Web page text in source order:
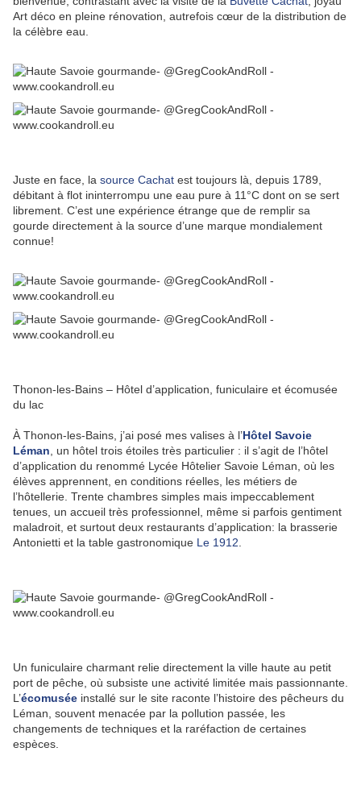
Art déco en pleine rénovation, autrefois cœur de la distribution de
la célèbre eau.
Juste en face, la source Cachat est toujours là, depuis 1789,
débitant à flot ininterrompu une eau pure à 11°C dont on se sert
librement. C’est une expérience étrange que de remplir sa
gourde directement à la source d’une marque mondialement
connue!
Thonon-les-Bains – Hôtel d’application, funiculaire et écomusée
du lac
À Thonon-les-Bains, j’ai posé mes valises à l’Hôtel Savoie
Léman , un hôtel trois étoiles très particulier : il s’agit de l’hôtel
d’application du renommé Lycée Hôtelier Savoie Léman, où les
élèves apprennent, en conditions réelles, les métiers de
l’hôtellerie. Trente chambres simples mais impeccablement
tenues, un accueil très professionnel, même si parfois gentiment
maladroit, et surtout deux restaurants d’application: la brasserie
Antonietti et la table gastronomique Le 1912
Un funiculaire charmant relie directement la ville haute au petit
port de pêche, où subsiste une activité limitée mais passionnante.
L’écomusée installé sur le site raconte l’histoire des pêcheurs du
Léman, souvent menacée par la pollution passée, les
changements de techniques et la raréfaction de certaines
espèces.